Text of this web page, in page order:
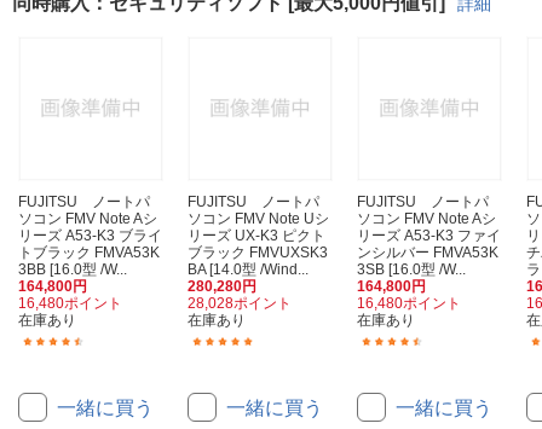
FUJITSU ノートパ
ソコン FMV Note Aシ
リーズ A53-K3 ブライ
トブラック FMVA53K
3BB [16.0型 /W...
164,800円
16,480ポイント
在庫あり
一緒に買う
FUJITSU ノートパ
ソコン FMV Note Uシ
リーズ UX-K3 ピクト
ブラック FMVUXSK3
BA [14.0型 /Wind...
280,280円
28,028ポイント
在庫あり
一緒に買う
FUJITSU ノートパ
ソコン FMV Note Aシ
リーズ A53-K3 ファイ
ンシルバー FMVA53K
3SB [16.0型 /W...
164,800円
16,480ポイント
在庫あり
一緒に買う